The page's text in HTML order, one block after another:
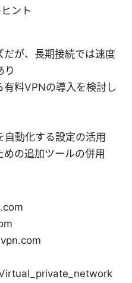
ント
が、長期接続では速度
り
有料VPNの導入を検討し
動化する設定の活用
の追加ツールの併用